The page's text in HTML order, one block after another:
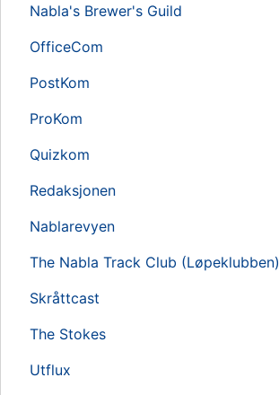
Nabla's Brewer's Guild
OfficeCom
PostKom
ProKom
Quizkom
Redaksjonen
Nablarevyen
The Nabla Track Club (Løpeklubben)
Skråttcast
The Stokes
Utflux